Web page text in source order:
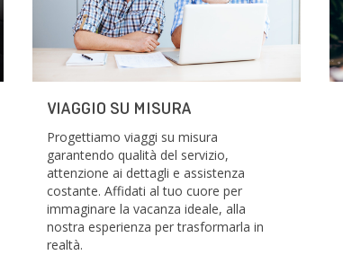
VIAGGIO SU MISURA
Progettiamo viaggi su misura
garantendo qualità del servizio,
attenzione ai dettagli e assistenza
costante. Affidati al tuo cuore per
immaginare la vacanza ideale, alla
nostra esperienza per trasformarla in
realtà.